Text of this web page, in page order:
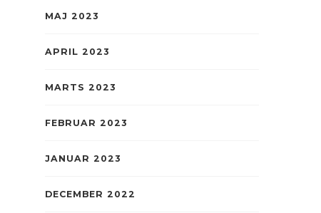
MAJ 2023
APRIL 2023
MARTS 2023
FEBRUAR 2023
JANUAR 2023
DECEMBER 2022